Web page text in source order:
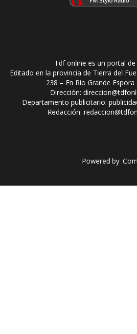
Tdf online es un portal
Editado en la provincia de Tierra del
238 – En Río Grande Espora
Dirección:
Departamento publicitario:
Redacción:
Powered by .Com